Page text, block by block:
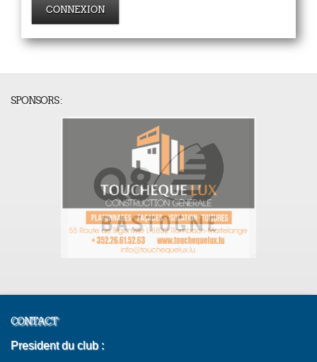
CONNEXION
SPONSORS :
CONTACT
President du club :